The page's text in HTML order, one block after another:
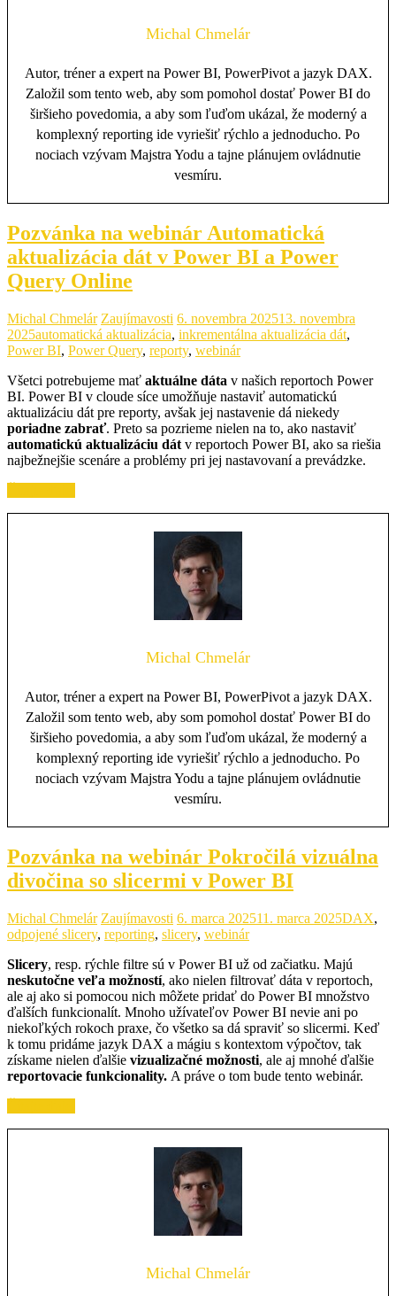
Michal Chmelár
Autor, tréner a expert na Power BI, PowerPivot a jazyk DAX.
Založil som tento web, aby som pomohol dostať Power BI do
širšieho povedomia, a aby som ľuďom ukázal, že moderný a
komplexný reporting ide vyriešiť rýchlo a jednoducho. Po
nociach vzývam Majstra Yodu a tajne plánujem ovládnutie
vesmíru.
Pozvánka na webinár Automatická
aktualizácia dát v Power BI a Power
Query Online
Michal Chmelár Zaujímavosti 6. novembra 202513. novembra
2025automatická aktualizácia, inkrementálna aktualizácia dát,
Power BI, Power Query, reporty, webinár
Všetci potrebujeme mať aktuálne dáta v našich reportoch Power
BI. Power BI v cloude síce umožňuje nastaviť automatickú
aktualizáciu dát pre reporty, avšak jej nastavenie dá niekedy
poriadne zabrať. Preto sa pozrieme nielen na to, ako nastaviť
automatickú aktualizáciu dát v reportoch Power BI, ako sa riešia
najbežnejšie scenáre a problémy pri jej nastavovaní a prevádzke.
Michal Chmelár
Autor, tréner a expert na Power BI, PowerPivot a jazyk DAX.
Založil som tento web, aby som pomohol dostať Power BI do
širšieho povedomia, a aby som ľuďom ukázal, že moderný a
komplexný reporting ide vyriešiť rýchlo a jednoducho. Po
nociach vzývam Majstra Yodu a tajne plánujem ovládnutie
vesmíru.
Pozvánka na webinár Pokročilá vizuálna
divočina so slicermi v Power BI
Michal Chmelár Zaujímavosti 6. marca 202511. marca 2025DAX,
odpojené slicery, reporting, slicery, webinár
Slicery, resp. rýchle filtre sú v Power BI už od začiatku. Majú
neskutočne veľa možností, ako nielen filtrovať dáta v reportoch,
ale aj ako si pomocou nich môžete pridať do Power BI množstvo
ďalších funkcionalít. Mnoho užívateľov Power BI nevie ani po
niekoľkých rokoch praxe, čo všetko sa dá spraviť so slicermi. Keď
k tomu pridáme jazyk DAX a mágiu s kontextom výpočtov, tak
získame nielen ďalšie vizualizačné možnosti, ale aj mnohé ďalšie
reportovacie funkcionality. A práve o tom bude tento webinár.
Michal Chmelár